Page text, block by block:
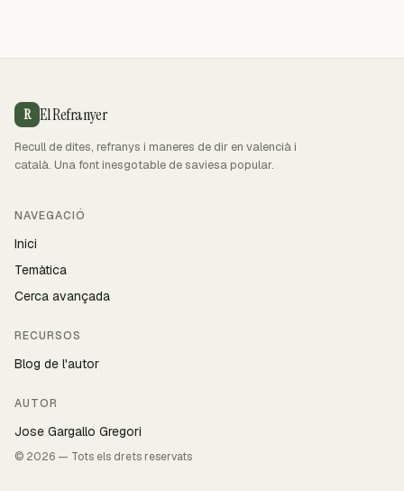
R El Refranyer
Recull de dites, refranys i maneres de dir en valencià i
català. Una font inesgotable de saviesa popular.
NAVEGACIÓ
Inici
Temàtica
Cerca avançada
RECURSOS
Blog de l'autor
AUTOR
Jose Gargallo Gregori
© 2026 — Tots els drets reservats